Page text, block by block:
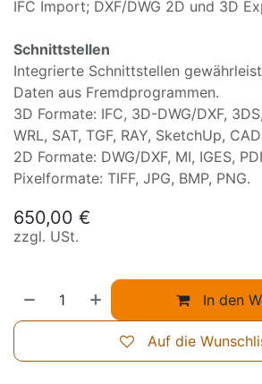
IFC Import; DXF/DWG 2D und 3D
Schnittstellen
Integrierte Schnittstellen
Daten aus Fremdprogrammen.
3D Formate: IFC, 3D-DWG/DXF,
WRL, SAT, TGF, RAY, SketchUp,
2D Formate: DWG/DXF, MI, IGES,
Pixelformate: TIFF, JPG, BMP, PNG.
650,00 €
zzgl. USt.
In den
Auf die